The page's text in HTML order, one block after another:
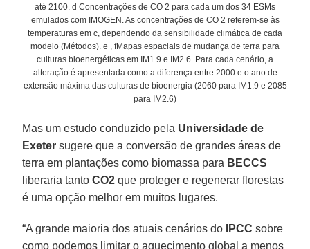
até 2100. d Concentrações de CO 2 para cada um dos 34 ESMs
emulados com IMOGEN. As concentrações de CO 2 referem-se às
temperaturas em c, dependendo da sensibilidade climática de cada
modelo (Métodos). e , fMapas espaciais de mudança de terra para
culturas bioenergéticas em IM1.9 e IM2.6. Para cada cenário, a
alteração é apresentada como a diferença entre 2000 e o ano de
extensão máxima das culturas de bioenergia (2060 para IM1.9 e 2085
para IM2.6)
Mas um estudo conduzido pela Universidade de
Exeter sugere que a conversão de grandes áreas de
terra em plantações como biomassa para BECCS
liberaria tantoCO2 que proteger e regenerar florestas
é uma opção melhor em muitos lugares.
“A grande maioria dos atuais cenários do IPCC sobre
como podemos limitar o aquecimento global a menos